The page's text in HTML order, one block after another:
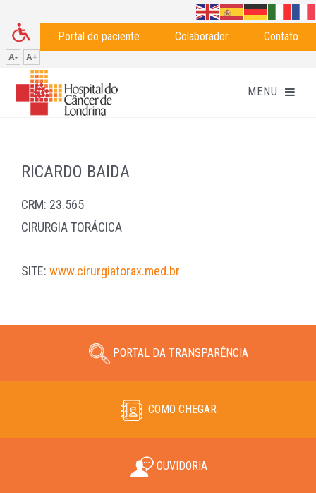
Portal do paciente Colaborador Contato
A- A+
RICARDO BAIDA
CRM: 23.565
CIRURGIA TORÁCICA
SITE: www.cirurgiatorax.med.br
PORTAL DA TRANSPARÊNCIA
COMO CHEGAR
OUVIDORIA